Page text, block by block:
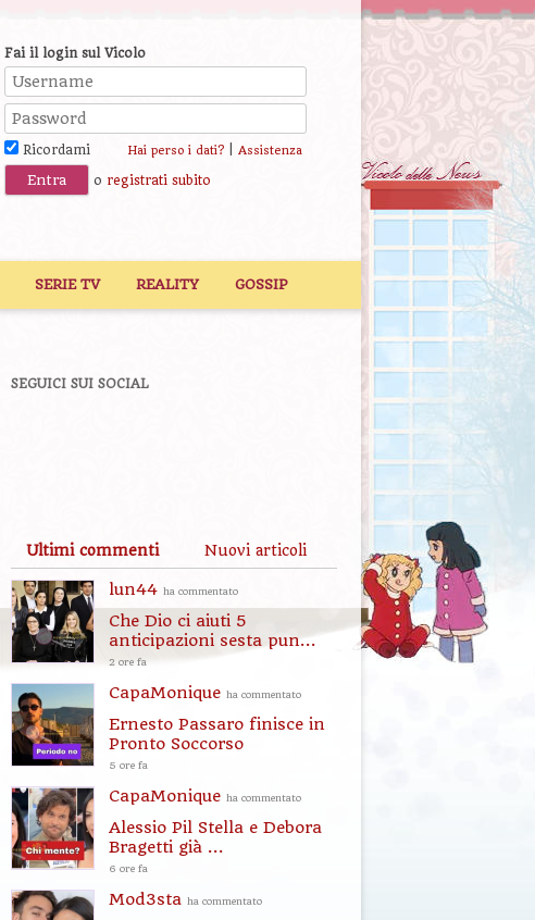
Fai il login sul Vicolo
Ricordami Hai perso i dati?| Assistenza
o registrati subito
SERIE TV REALITY GOSSIP
SEGUICI SUI SOCIAL
Ultimi commenti Nuovi articoli
lun44 ha commentato
Che Dio ci aiuti 5
anticipazioni sesta pun...
2 ore fa
CapaMonique ha commentato
Ernesto Passaro finisce in
Pronto Soccorso
5 ore fa
CapaMonique ha commentato
Alessio Pil Stella e Debora
Bragetti già ...
6 ore fa
Mod3sta ha commentato